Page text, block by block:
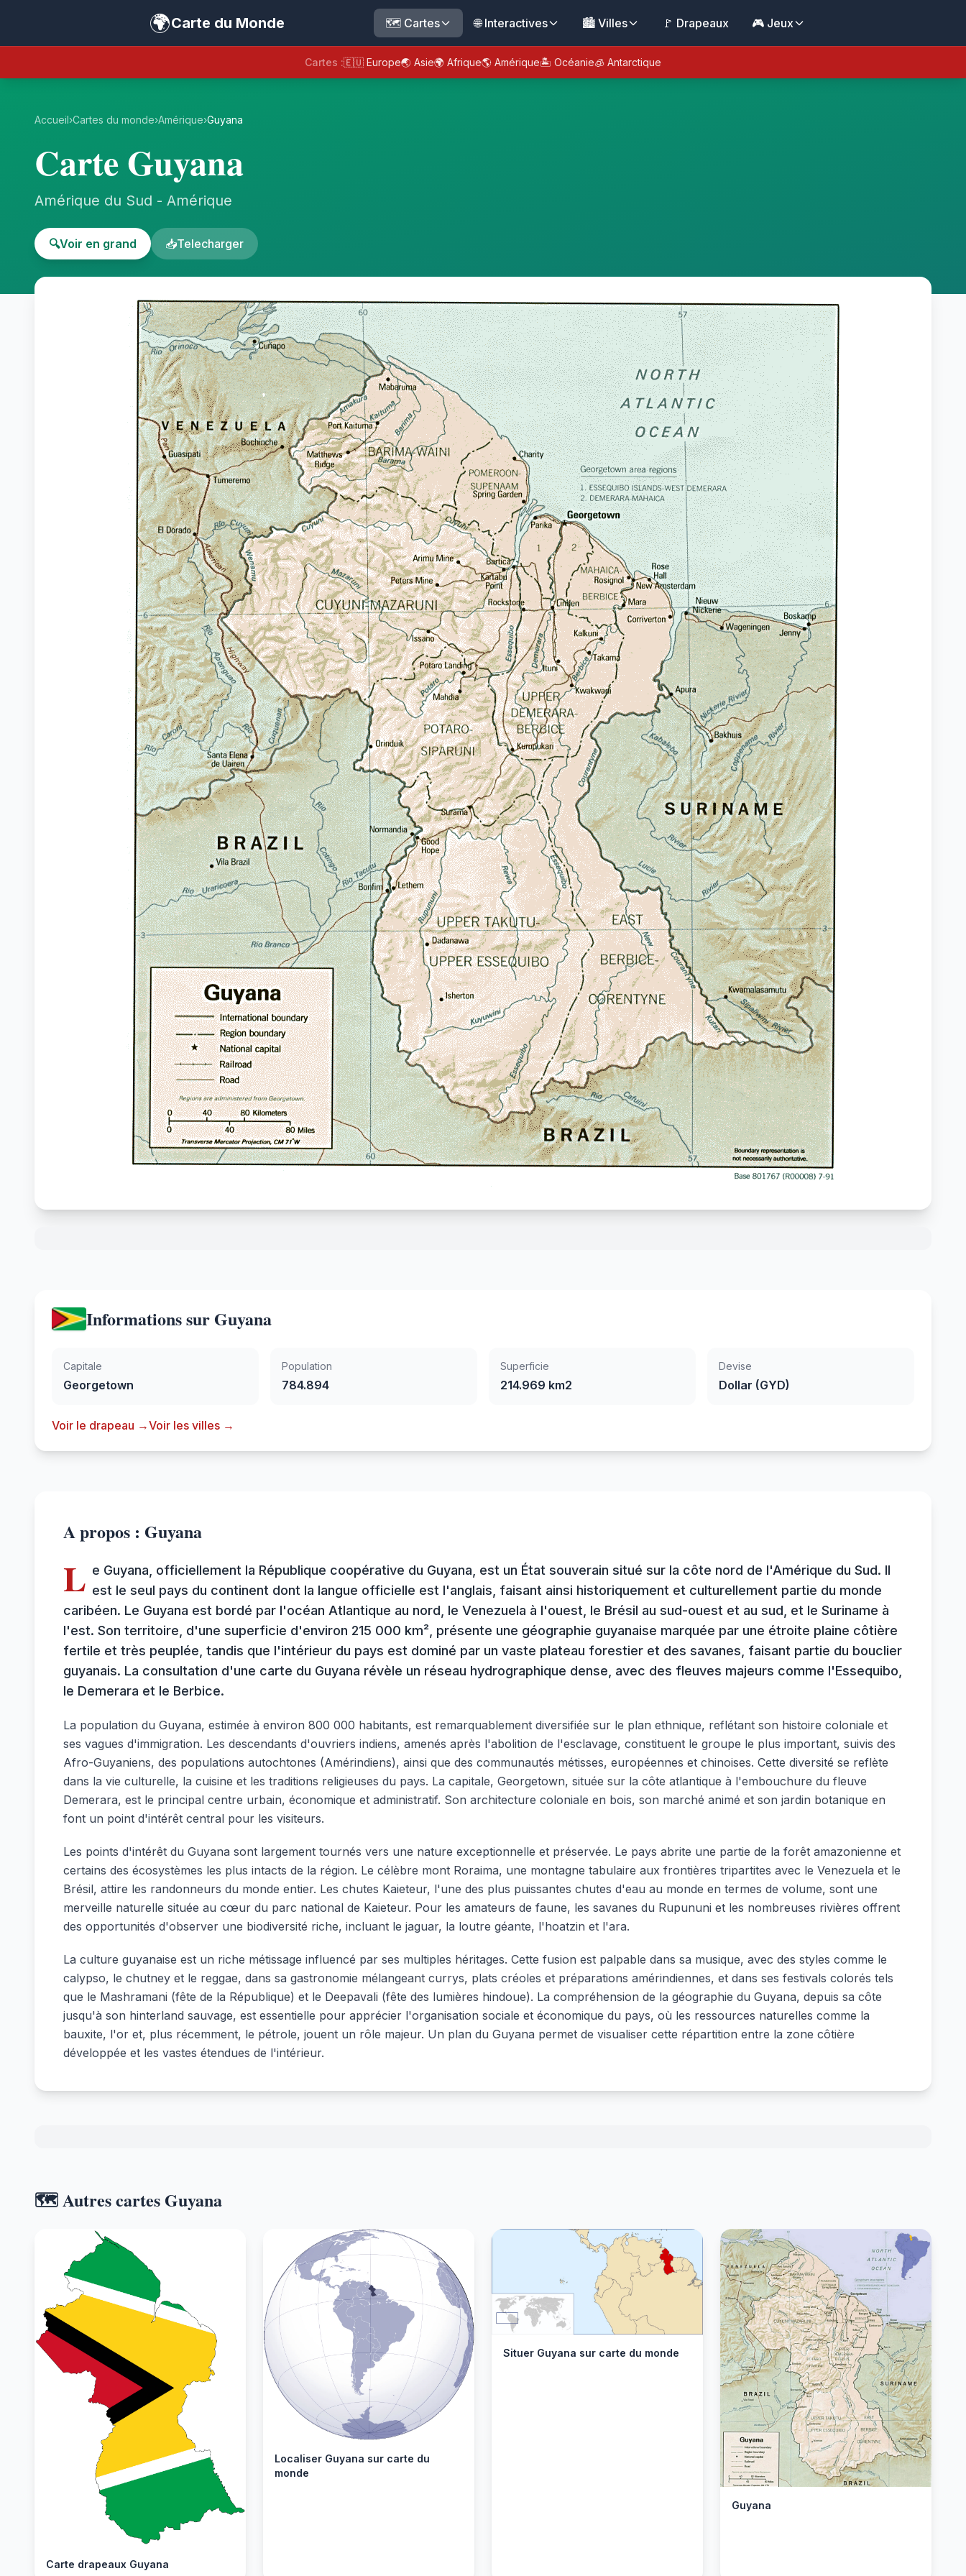
🌍Carte du Monde 🗺️ Cartes 🌐 Interactives 🏙️ Villes 🚩 Drapeaux 🎮 Jeux
Cartes :🇪🇺 Europe🌏 Asie🌍 Afrique🌎 Amérique🏝️ Océanie🧊 Antarctique
Accueil›Cartes du monde›Amérique›Guyana
Carte Guyana
Amérique du Sud - Amérique
🔍Voir en grand 📥Telecharger
Informations sur Guyana
Capitale
Georgetown
Population
784.894
Superficie
214.969 km2
Devise
Dollar (GYD)
Voir le drapeau →Voir les villes →
A propos : Guyana
L e Guyana, officiellement la République coopérative du Guyana, est un État souverain situé sur la côte nord de l'Amérique du Sud. Il
est le seul pays du continent dont la langue officielle est l'anglais, faisant ainsi historiquement et culturellement partie du monde
caribéen. Le Guyana est bordé par l'océan Atlantique au nord, le Venezuela à l'ouest, le Brésil au sud-ouest et au sud, et le Suriname à
l'est. Son territoire, d'une superficie d'environ 215 000 km², présente une géographie guyanaise marquée par une étroite plaine côtière
fertile et très peuplée, tandis que l'intérieur du pays est dominé par un vaste plateau forestier et des savanes, faisant partie du bouclier
guyanais. La consultation d'une carte du Guyana révèle un réseau hydrographique dense, avec des fleuves majeurs comme l'Essequibo,
le Demerara et le Berbice.
La population du Guyana, estimée à environ 800 000 habitants, est remarquablement diversifiée sur le plan ethnique, reflétant son histoire coloniale et
ses vagues d'immigration. Les descendants d'ouvriers indiens, amenés après l'abolition de l'esclavage, constituent le groupe le plus important, suivis des
Afro-Guyaniens, des populations autochtones (Amérindiens), ainsi que des communautés métisses, européennes et chinoises. Cette diversité se reflète
dans la vie culturelle, la cuisine et les traditions religieuses du pays. La capitale, Georgetown, située sur la côte atlantique à l'embouchure du fleuve
Demerara, est le principal centre urbain, économique et administratif. Son architecture coloniale en bois, son marché animé et son jardin botanique en
font un point d'intérêt central pour les visiteurs.
Les points d'intérêt du Guyana sont largement tournés vers une nature exceptionnelle et préservée. Le pays abrite une partie de la forêt amazonienne et
certains des écosystèmes les plus intacts de la région. Le célèbre mont Roraima, une montagne tabulaire aux frontières tripartites avec le Venezuela et le
Brésil, attire les randonneurs du monde entier. Les chutes Kaieteur, l'une des plus puissantes chutes d'eau au monde en termes de volume, sont une
merveille naturelle située au cœur du parc national de Kaieteur. Pour les amateurs de faune, les savanes du Rupununi et les nombreuses rivières offrent
des opportunités d'observer une biodiversité riche, incluant le jaguar, la loutre géante, l'hoatzin et l'ara.
La culture guyanaise est un riche métissage influencé par ses multiples héritages. Cette fusion est palpable dans sa musique, avec des styles comme le
calypso, le chutney et le reggae, dans sa gastronomie mélangeant currys, plats créoles et préparations amérindiennes, et dans ses festivals colorés tels
que le Mashramani (fête de la République) et le Deepavali (fête des lumières hindoue). La compréhension de la géographie du Guyana, depuis sa côte
jusqu'à son hinterland sauvage, est essentielle pour apprécier l'organisation sociale et économique du pays, où les ressources naturelles comme la
bauxite, l'or et, plus récemment, le pétrole, jouent un rôle majeur. Un plan du Guyana permet de visualiser cette répartition entre la zone côtière
développée et les vastes étendues de l'intérieur.
🗺️ Autres cartes Guyana
Carte drapeaux Guyana
Localiser Guyana sur carte du
monde
Situer Guyana sur carte du monde
Guyana